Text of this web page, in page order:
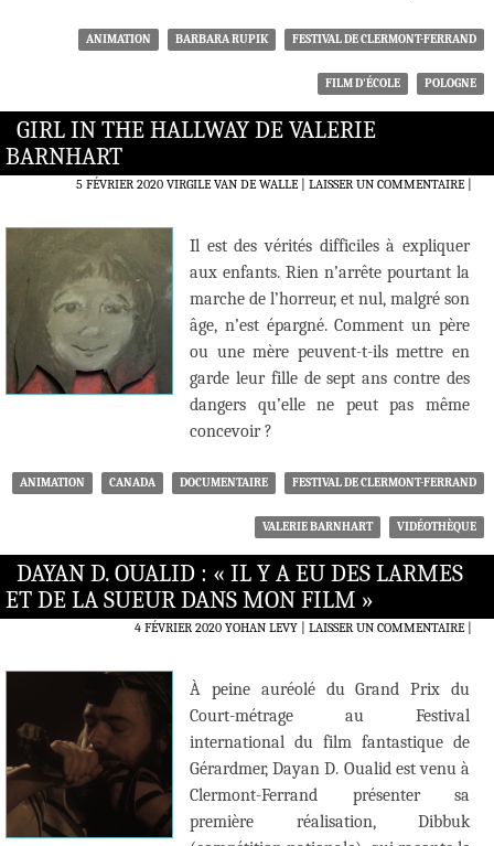
ANIMATION BARBARA RUPIK FESTIVAL DE CLERMONT-FERRAND
FILM D'ÉCOLE POLOGNE
GIRL IN THE HALLWAY DE VALERIE
BARNHART
5 FÉVRIER 2020 VIRGILE VAN DE WALLE LAISSER UN COMMENTAIRE|
Il est des vérités difficiles à expliquer
aux enfants. Rien n’arrête pourtant la
marche de l’horreur, et nul, malgré son
âge, n’est épargné. Comment un père
ou une mère peuvent-t-ils mettre en
garde leur fille de sept ans contre des
dangers qu’elle ne peut pas même
concevoir ?
ANIMATION CANADA DOCUMENTAIRE FESTIVAL DE CLERMONT-FERRAND
VALERIE BARNHART VIDÉOTHÈQUE
DAYAN D. OUALID : « IL Y A EU DES LARMES
ET DE LA SUEUR DANS MON FILM »
4 FÉVRIER 2020 YOHAN LEVY LAISSER UN COMMENTAIRE|
À peine auréolé du Grand Prix du
Court-métrage au Festival
international du film fantastique de
Gérardmer, Dayan D. Oualid est venu à
Clermont-Ferrand présenter sa
première réalisation, Dibbuk